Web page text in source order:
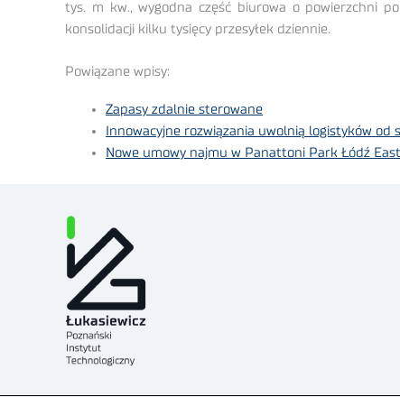
tys. m kw., wygodna część biurowa o powierzchni
konsolidacji kilku tysięcy przesyłek dziennie.
Powiązane wpisy:
Zapasy zdalnie sterowane
Innowacyjne rozwiązania uwolnią logistyków od
Nowe umowy najmu w Panattoni Park Łódź East